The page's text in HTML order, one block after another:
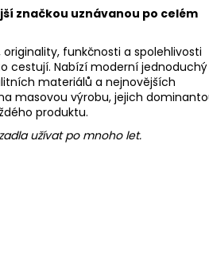
značkou uznávanou po celém
funkčnosti a spolehlivosti
cestují. Nabízí moderní jednoduchý
materiálů a nejnovějších
masovou výrobu, jejich
produktu.
užívat po mnoho let.